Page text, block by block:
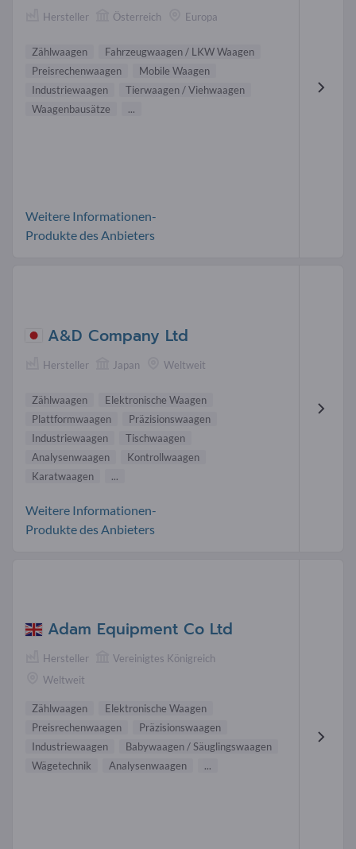
Hersteller Österreich Europa
Zählwaagen
Fahrzeugwaagen / LKW Waagen
Preisrechenwaagen
Mobile Waagen
Industriewaagen
Tierwaagen / Viehwaagen
Waagenbausätze
...
Weitere Informationen-
Produkte des Anbieters
A&D Company Ltd
Hersteller Japan Weltweit
Zählwaagen
Elektronische Waagen
Plattformwaagen
Präzisionswaagen
Industriewaagen
Tischwaagen
Analysenwaagen
Kontrollwaagen
Karatwaagen
...
Weitere Informationen-
Produkte des Anbieters
Adam Equipment Co Ltd
Hersteller
Vereinigtes Königreich
Weltweit
Zählwaagen
Elektronische Waagen
Preisrechenwaagen
Präzisionswaagen
Industriewaagen
Babywaagen / Säuglingswaagen
Wägetechnik
Analysenwaagen ...